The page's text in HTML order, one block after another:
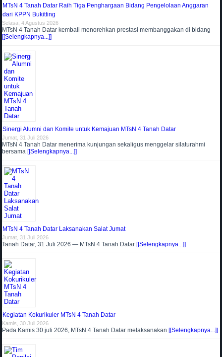
MTsN 4 Tanah Datar Raih Tiga Penghargaan Bidang Pengelolaan Anggaran
dari KPPN Bukitting
Selasa, 4 Agustus 2026
MTsN 4 Tanah Datar kembali menorehkan prestasi membanggakan di bidang
[[Selengkapnya...]]
Sinergi Alumni dan Komite untuk Kemajuan MTsN 4 Tanah Datar
Jumat, 31 Juli 2026
MTsN 4 Tanah Datar menerima kunjungan sekaligus menggelar silaturahmi
bersama [[Selengkapnya...]]
MTsN 4 Tanah Datar Laksanakan Salat Jumat
Jumat, 31 Juli 2026
Tanah Datar, 31 Juli 2026 — MTsN 4 Tanah Datar [[Selengkapnya...]]
Kegiatan Kokurikuler MTsN 4 Tanah Datar
Kamis, 30 Juli 2026
Pada Kamis 30 juli 2026, MTsN 4 Tanah Datar melaksanakan [[Selengkapnya...]]